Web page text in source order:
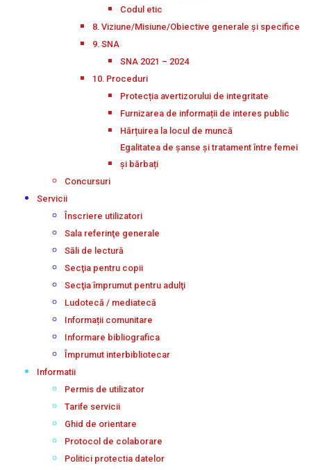
Codul etic
8. Viziune/Misiune/Obiective generale și specifice
9. SNA
SNA 2021 – 2024
10. Proceduri
Protecția avertizorului de integritate
Furnizarea de informații de interes public
Hărțuirea la locul de muncă
Egalitatea de șanse și tratament între femei
și bărbați
Concursuri
Servicii
Înscriere utilizatori
Sala referinţe generale
Săli de lectură
Secţia pentru copii
Secţia împrumut pentru adulţi
Ludotecă / mediatecă
Informații comunitare
Informare bibliografica
Împrumut interbibliotecar
Informatii
Permis de utilizator
Tarife servicii
Ghid de orientare
Protocol de colaborare
Politici protectia datelor